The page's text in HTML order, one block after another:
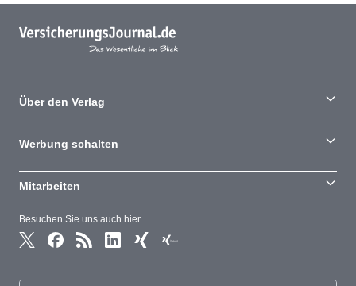
Besuchen Sie uns auch hier
Über den Verlag
Werbung schalten
Mitarbeiten